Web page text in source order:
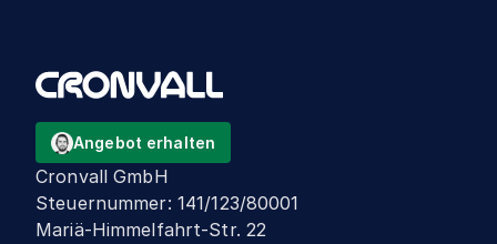
Angebot erhalten
Cronvall GmbH
Steuernummer: 141/123/80001
Mariä-Himmelfahrt-Str. 22